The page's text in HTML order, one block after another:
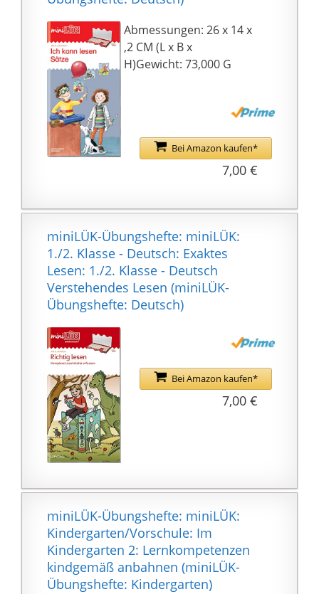
Abmessungen: 26 x 14 x
,2 CM (L x B x
H)Gewicht: 73,000 G
Bei Amazon kaufen*
7,00 €
miniLÜK-Übungshefte: miniLÜK:
1./2. Klasse - Deutsch: Exaktes
Lesen: 1./2. Klasse - Deutsch
Verstehendes Lesen (miniLÜK-
Übungshefte: Deutsch)
Bei Amazon kaufen*
7,00 €
miniLÜK-Übungshefte: miniLÜK:
Kindergarten/Vorschule: Im
Kindergarten 2: Lernkompetenzen
kindgemäß anbahnen (miniLÜK-
Übungshefte: Kindergarten)